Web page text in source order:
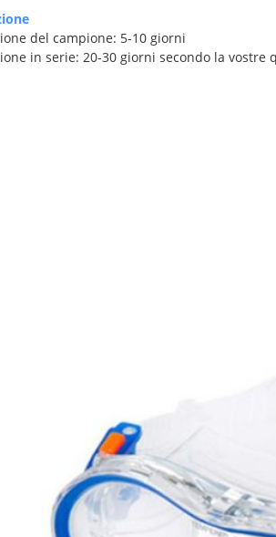
del campione: 5-10 giorni
in serie: 20-30 giorni secondo la